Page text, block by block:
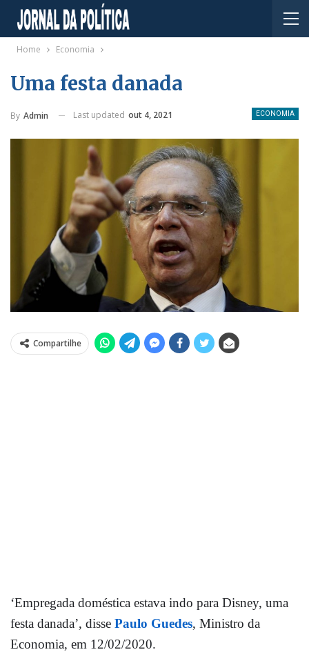
Home Economia
Uma festa danada
ECONOMIA
By Admin Last updated out 4, 2021
Compartilhe
‘Empregada doméstica estava indo para Disney, uma
festa danada’, disse Paulo Guedes, Ministro da
Economia, em 12/02/2020.